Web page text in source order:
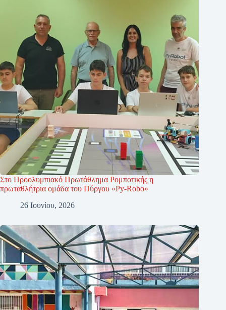
Στο Προολυμπιακό Πρωτάθλημα Ρομποτικής η
πρωταθλήτρια ομάδα του Πύργου «Py-Robo»
26 Ιουνίου, 2026